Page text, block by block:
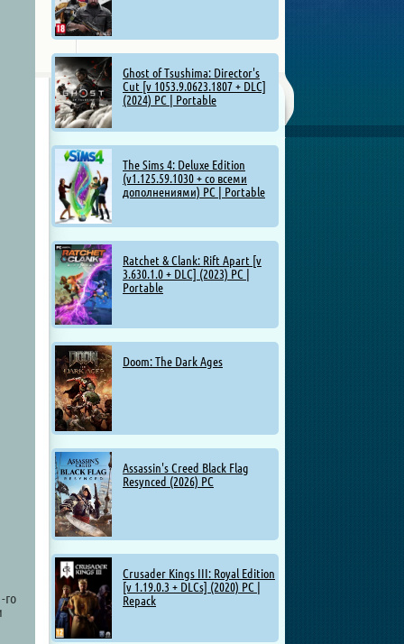
Ghost of Tsushima: Director's
Cut [v 1053.9.0623.1807 + DLC]
(2024) PC | Portable
The Sims 4: Deluxe Edition
(v1.125.59.1030 + со всеми
дополнениями) PC | Portable
Ratchet & Clank: Rift Apart [v
3.630.1.0 + DLC] (2023) PC |
Portable
Doom: The Dark Ages
Assassin's Creed Black Flag
Resynced (2026) PC
Crusader Kings III: Royal Edition
[v 1.19.0.3 + DLCs] (2020) PC |
Repack
го